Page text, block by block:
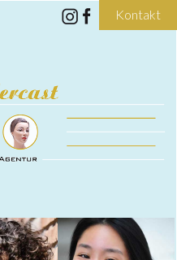
Kontakt